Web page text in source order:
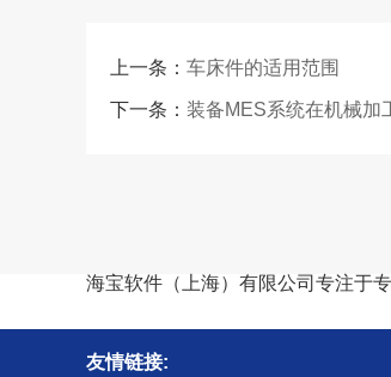
上一条： 车床件的适用范围
下一条： 装备MES系统在机械加
海宝软件（上海）有限公司专注于
友情链接: